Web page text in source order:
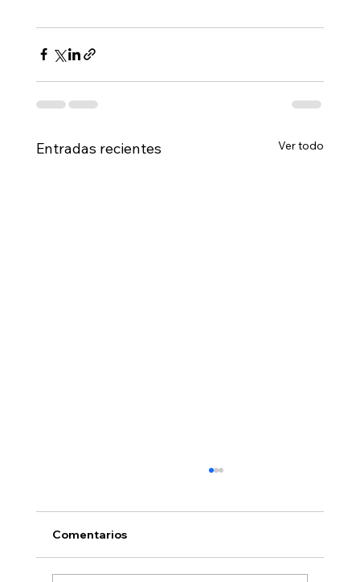
Entradas recientes Ver todo
Comentarios